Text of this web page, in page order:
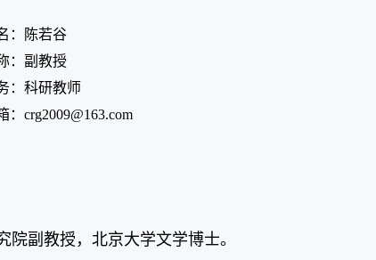
：陈若谷
：副教授
：科研教师
：crg2009@163.com
院副教授， 北京大学文学博士。